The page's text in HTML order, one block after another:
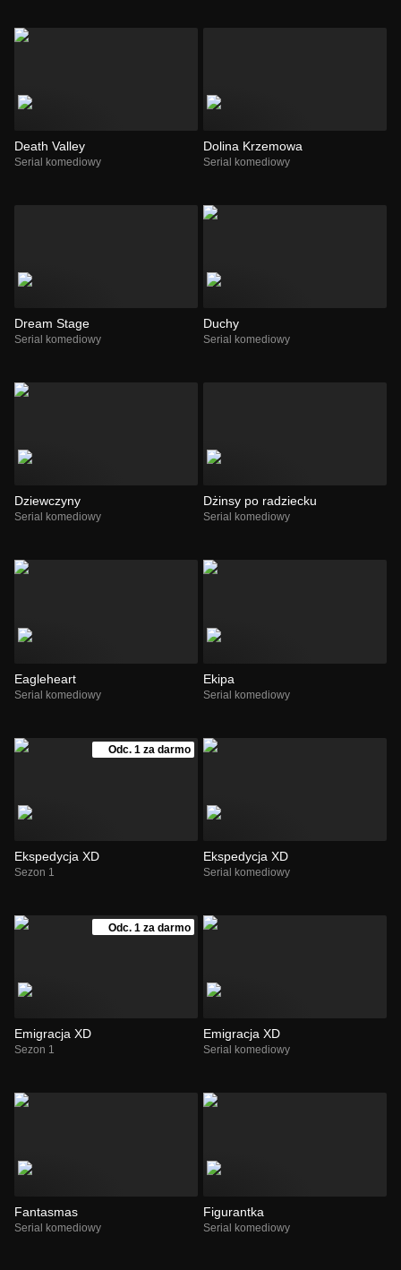
Death Valley
Serial komediowy
Dolina Krzemowa
Serial komediowy
Dream Stage
Serial komediowy
Duchy
Serial komediowy
Dziewczyny
Serial komediowy
Dżinsy po radziecku
Serial komediowy
Eagleheart
Serial komediowy
Ekipa
Serial komediowy
Odc. 1 za darmo
Ekspedycja XD
Sezon 1
Ekspedycja XD
Serial komediowy
Odc. 1 za darmo
Emigracja XD
Sezon 1
Emigracja XD
Serial komediowy
Fantasmas
Serial komediowy
Figurantka
Serial komediowy